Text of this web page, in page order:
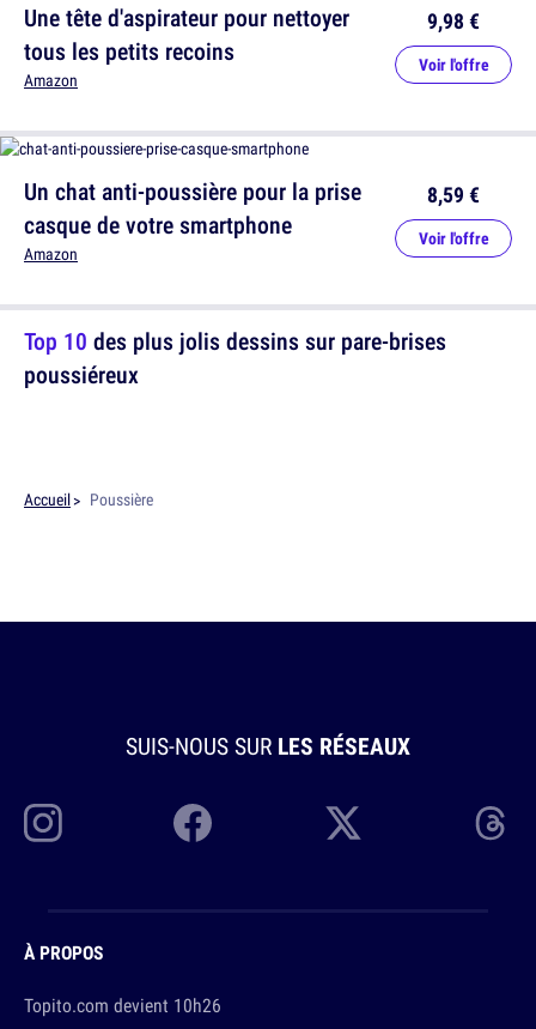
Une tête d'aspirateur pour nettoyer
tous les petits recoins
Amazon
9,98 €
Voir l'offre
Top 10 des plus jolis dessins sur pare-brises
poussiéreux
Un chat anti-poussière pour la prise
casque de votre smartphone
Amazon
8,59 €
Voir l'offre
Accueil Poussière
SUIS-NOUS SUR LES RÉSEAUX
À PROPOS
Topito.com devient 10h26